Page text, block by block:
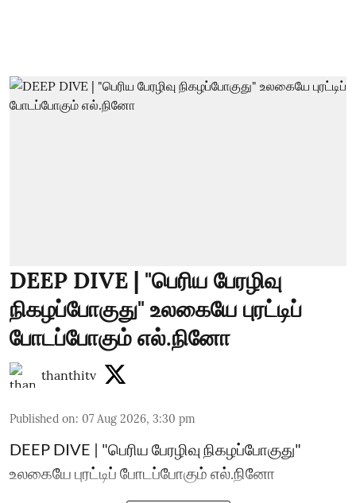
DEEP DIVE | "பெரிய பேரழிவு
நிகழப்போகுது" உலகையே புரட்டிப்
போடப்போகும் எல்.நினோ
thanthitv
Published on: 07 Aug 2026, 3:30 pm
DEEP DIVE | "பெரிய பேரழிவு நிகழப்போகுது"
உலகையே புரட்டிப் போடப்போகும் எல்.நினோ